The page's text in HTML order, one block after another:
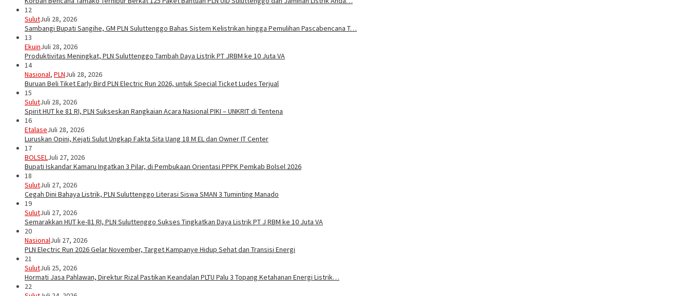
12
SulutJuli 28, 2026
Sambangi Bupati Sangihe, GM PLN Suluttenggo Bahas Sistem Kelistrikan hingga Pemulihan Pascabencana T…
13
EkuinJuli 28, 2026
Produktivitas Meningkat, PLN Suluttenggo Tambah Daya Listrik PT JRBM ke 10 Juta VA
14
Nasional, PLNJuli 28, 2026
Buruan Beli Tiket Early Bird PLN Electric Run 2026, untuk Special Ticket Ludes Terjual
15
SulutJuli 28, 2026
Spirit HUT ke 81 RI, PLN Sukseskan Rangkaian Acara Nasional PIKI – UNKRIT di Tentena
16
EtalaseJuli 28, 2026
Luruskan Opini, Kejati Sulut Ungkap Fakta Sita Uang 18 M EL dan Owner IT Center
17
BOLSEL Juli 27, 2026
Bupati Iskandar Kamaru Ingatkan 3 Pilar, di Pembukaan Orientasi PPPK Pemkab Bolsel 2026
18
SulutJuli 27, 2026
Cegah Dini Bahaya Listrik, PLN Suluttenggo Literasi Siswa SMAN 3 Tuminting Manado
19
SulutJuli 27, 2026
Semarakkan HUT ke-81 RI, PLN Suluttenggo Sukses Tingkatkan Daya Listrik PT J RBM ke 10 Juta VA
20
NasionalJuli 27, 2026
PLN Electric Run 2026 Gelar November, Target Kampanye Hidup Sehat dan Transisi Energi
21
SulutJuli 25, 2026
Hormati Jasa Pahlawan, Direktur Rizal Pastikan Keandalan PLTU Palu 3 Topang Ketahanan Energi Listrik…
22